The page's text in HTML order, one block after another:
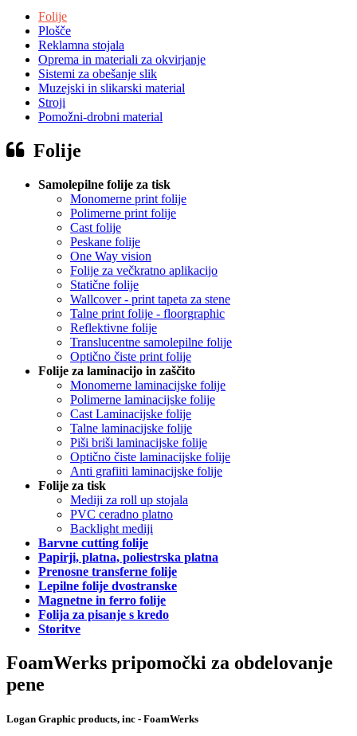
Folije
Plošče
Reklamna stojala
Oprema in materiali za okvirjanje
Sistemi za obešanje slik
Muzejski in slikarski material
Stroji
Pomožni-drobni material
Folije
Samolepilne folije za tisk
Monomerne print folije
Polimerne print folije
Cast folije
Peskane folije
One Way vision
Folije za večkratno aplikacijo
Statične folije
Wallcover - print tapeta za stene
Talne print folije - floorgraphic
Reflektivne folije
Translucentne samolepilne folije
Optično čiste print folije
Folije za laminacijo in zaščito
Monomerne laminacijske folije
Polimerne laminacijske folije
Cast Laminacijske folije
Talne laminacijske folije
Piši briši laminacijske folije
Optično čiste laminacijske folije
Anti grafiiti laminacijske folije
Folije za tisk
Mediji za roll up stojala
PVC ceradno platno
Backlight mediji
Barvne cutting folije
Papirji, platna, poliestrska platna
Prenosne transferne folije
Lepilne folije dvostranske
Magnetne in ferro folije
Folija za pisanje s kredo
Storitve
FoamWerks pripomočki za obdelovanje
pene
Logan Graphic products, inc - FoamWerks